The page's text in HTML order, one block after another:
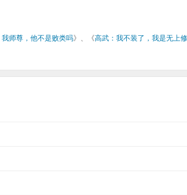
师尊，他不是败类吗》、《高武：我不装了，我是无上